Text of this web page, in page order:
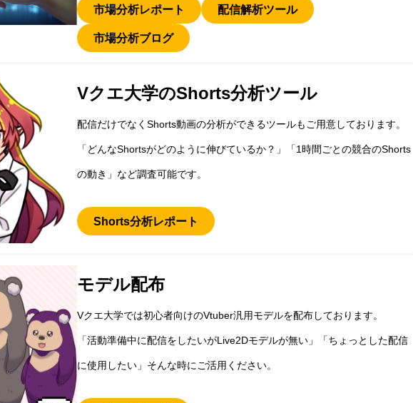
市場分析レポート 配信解析ツール
市場分析ブログ
Vクエ大学のShorts分析ツール
配信だけでなくShorts動画の分析ができるツールもご用意しております。
「どんなShortsがどのように伸びているか？」「1時間ごとの競合のShorts
の動き」など調査可能です。
Shorts分析レポート
モデル配布
Vクエ大学では初心者向けのVtuber汎用モデルを配布しております。
「活動準備中に配信をしたいがLive2Dモデルが無い」「ちょっとした配信
に使用したい」そんな時にご活用ください。